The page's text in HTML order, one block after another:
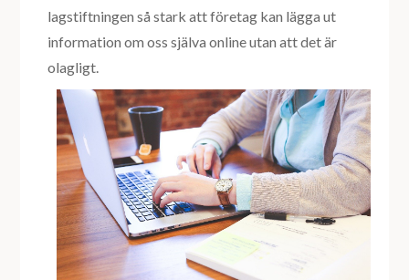
lagstiftningen så stark att företag kan lägga ut
information om oss själva online utan att det är
olagligt.